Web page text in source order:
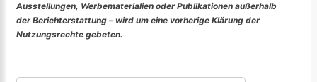
Ausstellungen, Werbematerialien oder Publikationen außerhalb
der Berichterstattung – wird um eine vorherige Klärung der
Nutzungsrechte gebeten.